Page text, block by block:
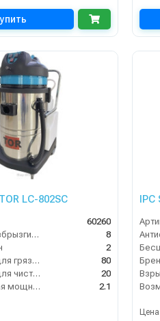
LC-802SC
60260
Давление разбрызгивания (бар)
8
2
Объем бака для грязной воды, л
80
Объем бака для чистой воды, л
20
Потребляемая мощность (кВт)
2.1
IPC
Цена